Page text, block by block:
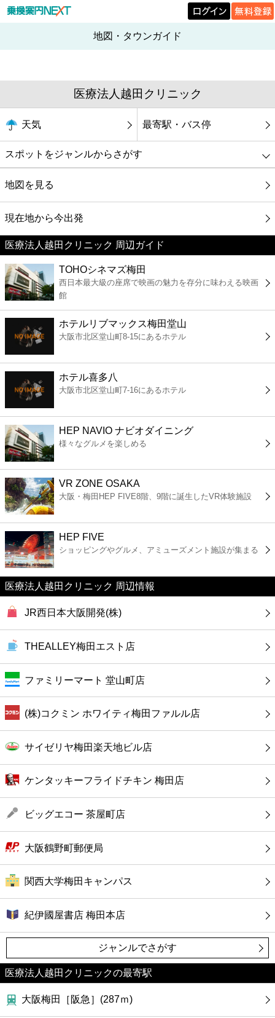
地図・タウンガイド
医療法人越田クリニック
天気 最寄駅・バス停
スポットをジャンルからさがす
グルメ
映画
美容
コンビニ
薬局
エンタメ
レジャー
書店
ファミレス
カフェ
ショッピング
銀行
公共
病院
ホテル
地図を見る
現在地から今出発
医療法人越田クリニック 周辺ガイド
TOHOシネマズ梅田
西日本最大級の座席で映画の魅力を存分に味わえる映画
館
ホテルリブマックス梅田堂山
大阪市北区堂山町8-15にあるホテル
ホテル喜多八
大阪市北区堂山町7-16にあるホテル
HEP NAVIO ナビオダイニング
様々なグルメを楽しめる
VR ZONE OSAKA
大阪・梅田HEP FIVE8階、9階に誕生したVR体験施設
HEP FIVE
ショッピングやグルメ、アミューズメント施設が集まる
医療法人越田クリニック 周辺情報
JR西日本大阪開発(株)
THEALLEY梅田エスト店
ファミリーマート 堂山町店
(株)コクミン ホワイティ梅田ファルル店
サイゼリヤ梅田楽天地ビル店
ケンタッキーフライドチキン 梅田店
ビッグエコー 茶屋町店
大阪鶴野町郵便局
関西大学梅田キャンパス
紀伊國屋書店 梅田本店
ジャンルでさがす
医療法人越田クリニックの最寄駅
大阪梅田［阪急］(287ｍ)